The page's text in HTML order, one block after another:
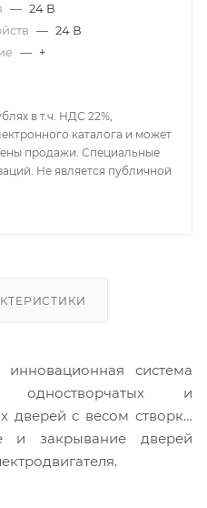
— 24 В
— 24 В
— +
в т.ч. НДС 22%,
каталога и может
продажи. Специальные
Не является публичной
система
одностворчатых и
дверей с весом створки
и закрывание дверей